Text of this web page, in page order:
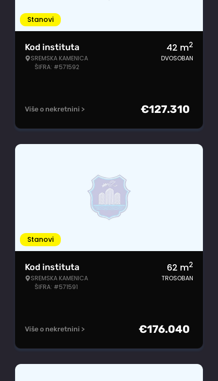
Stanovi
Kod instituta
SREMSKA KAMENICA
ŠIFRA: #571592
42 m2
DVOSOBAN
Više o nekretnini > €127.310
Stanovi
Kod instituta
SREMSKA KAMENICA
ŠIFRA: #571591
62 m2
TROSOBAN
Više o nekretnini > €176.040